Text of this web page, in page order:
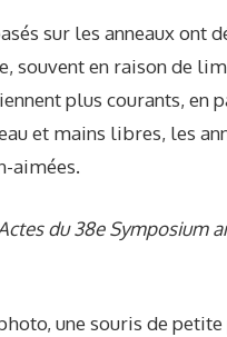
sur les anneaux ont
souvent en raison de
plus courants, en
et mains libres, les
aimées.
du 38e Symposium
une souris de